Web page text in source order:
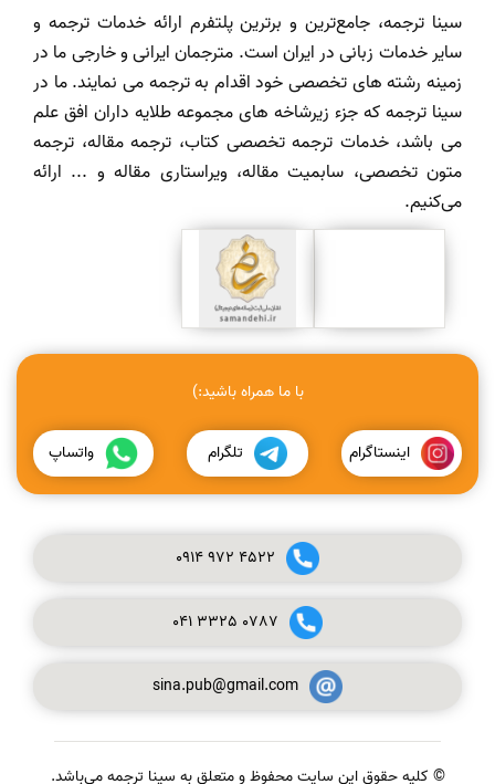
سینا ترجمه، جامع‌ترین و برترین پلتفرم ارائه خدمات ترجمه و
سایر خدمات زبانی در ایران است. مترجمان ایرانی و خارجی ما در
زمینه رشته های تخصصی خود اقدام به ترجمه می نمایند. ما در
سینا ترجمه که جزء زیرشاخه های مجموعه طلایه داران افق علم
می باشد، خدمات ترجمه تخصصی کتاب، ترجمه مقاله، ترجمه
متون تخصصی، سابمیت مقاله، ویراستاری مقاله و ... ارائه
می‌کنیم.
با ما همراه باشید:)
اینستاگرام تلگرام واتساپ
0914972 4522
041 3325 0787
sina.pub@gmail.com
© کلیه حقوق این سایت محفوظ و متعلق به سینا ترجمه می‌باشد.